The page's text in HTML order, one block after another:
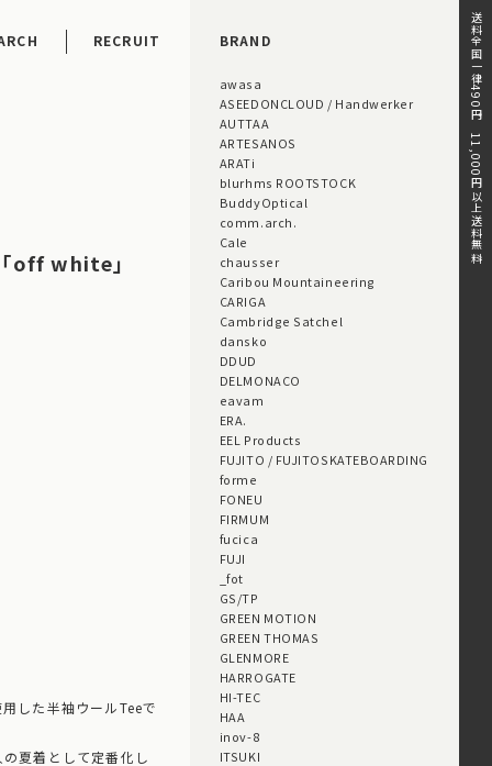
RECRUIT
off white」
した半袖ウールTeeで
夏着として定番化し
BRAND
awasa
ASEEDONCLOUD / Handwerker
AUTTAA
ARTESANOS
ARATi
blurhms ROOTSTOCK
BuddyOptical
comm.arch.
Cale
chausser
Caribou Mountaineering
CARIGA
Cambridge Satchel
dansko
DDUD
DELMONACO
eavam
ERA.
EEL Products
FUJITO / FUJITOSKATEBOARDING
forme
FONEU
FIRMUM
fucica
FUJI
_fot
GS/TP
GREEN MOTION
GREEN THOMAS
GLENMORE
HARROGATE
HI-TEC
HAA
inov-8
ITSUKI
送料全国一律490円。11,000円以上送料無料。